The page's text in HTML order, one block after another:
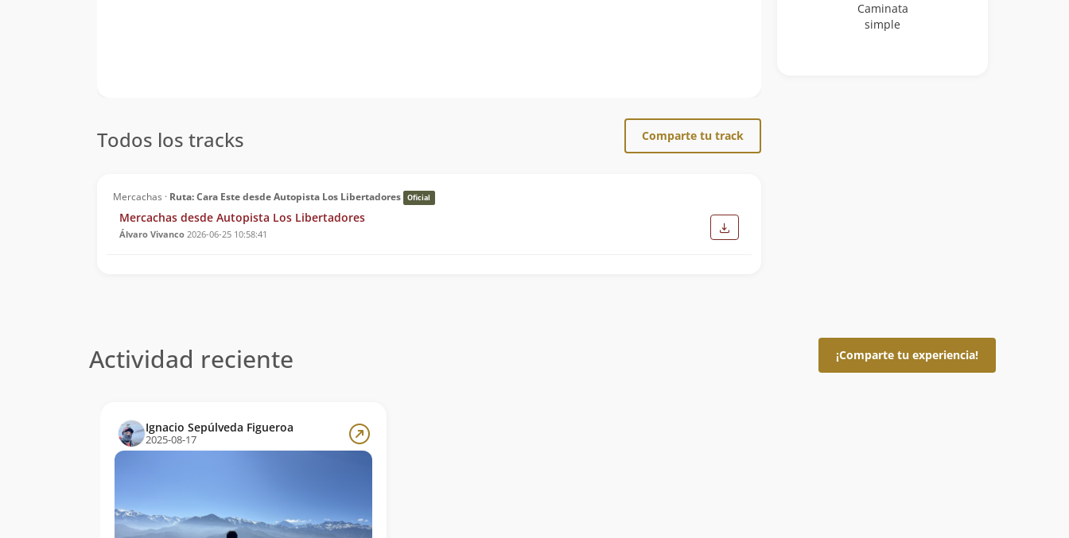
Caminata
simple
Todos los tracks Comparte tu track
Mercachas · Ruta: Cara Este desde Autopista Los Libertadores Oficial
Mercachas desde Autopista Los Libertadores
Álvaro Vivanco 2026-06-25 10:58:41
Actividad reciente ¡Comparte tu experiencia!
Ignacio Sepúlveda Figueroa
2025-08-17